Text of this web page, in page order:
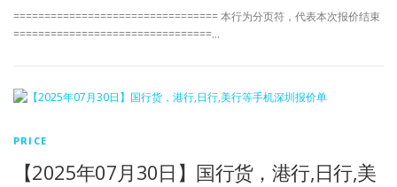
================================= 本行为分页符，代表本次报价结束
================================…
PRICE
【2025年07月30日】国行货，港行,日行,美